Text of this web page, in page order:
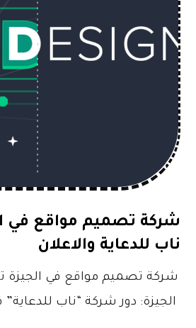
شركة تصميم مواقع في
ناب للدعاية والاعلان
شركة تصميم مواقع في الجيزة
الجيزة: دور شركة “ناب